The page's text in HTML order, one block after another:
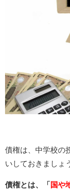
債権は、中学校の
いしておきましょ
債権とは、「 国や